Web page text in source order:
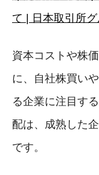
て | 日本取引所
資本コストや株
に、自社株買い
る企業に注目す
配は、成熟した
です。